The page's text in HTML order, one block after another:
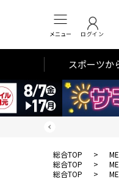
メニュー ログイン
スポーツか
総合TOP >
総合TOP
>
総合TOP
>